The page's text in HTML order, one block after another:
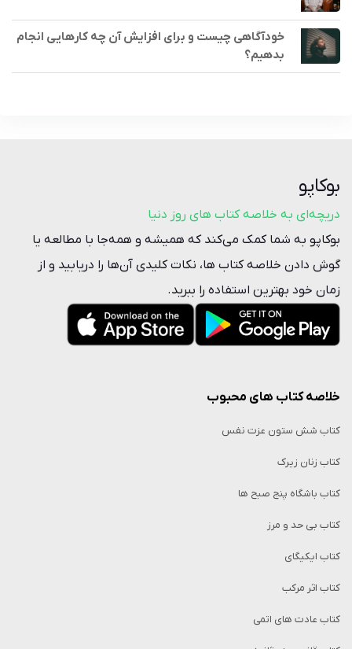
خودآگاهی چیست و برای افزایش آن چه کارهایی انجام
بدهیم؟
بوکاپو
دریچه‌ای به خلاصه کتاب‌ های روز دنیا
بوکاپو به شما کمک می‌کند که همیشه و همه‌جا با مطالعه یا
گوش دادن خلاصه‌ کتاب ها، نکات کلیدی آن‌ها را دریابید و از
زمان خود بهترین استفاده را ببرید.
خلاصه کتاب‌ های محبوب
کتاب شش ستون عزت نفس
کتاب زنان زیرک
کتاب باشگاه پنج صبح ها
کتاب بی حد و مرز
کتاب ایکیگای
کتاب اثر مرکب
کتاب عادت های اتمی